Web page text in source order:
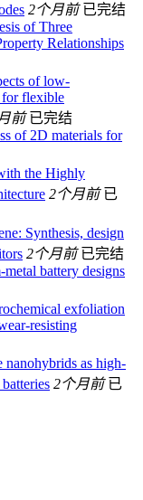
2个月前 已完结
of Three
Relationships
of low-
for flexible
前 已完结
of 2D materials for
the Highly
2个月前 已
Synthesis, design
2个月前 已完结
battery designs
exfoliation
resisting
as high-
2个月前 已